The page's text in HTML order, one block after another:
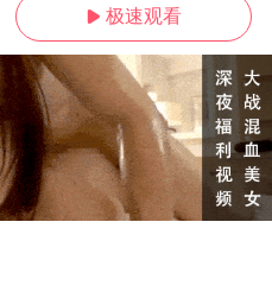
 极速观看